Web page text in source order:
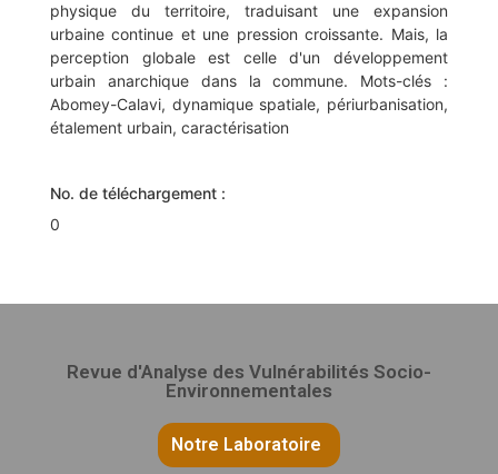
physique du territoire, traduisant une expansion
urbaine continue et une pression croissante. Mais, la
perception globale est celle d'un développement
urbain anarchique dans la commune. Mots-clés :
Abomey-Calavi, dynamique spatiale, périurbanisation,
étalement urbain, caractérisation
No. de téléchargement :
0
Revue d'Analyse des Vulnérabilités Socio-
Environnementales
Notre Laboratoire